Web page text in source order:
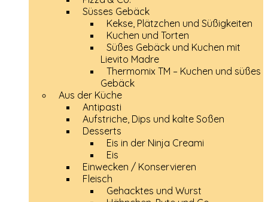
Süsses Gebäck
Kekse, Plätzchen und Süßigkeiten
Kuchen und Torten
Süßes Gebäck und Kuchen mit
Lievito Madre
Thermomix TM – Kuchen und süßes
Gebäck
Aus der Küche
Antipasti
Aufstriche, Dips und kalte Soßen
Desserts
Eis in der Ninja Creami
Eis
Einwecken / Konservieren
Fleisch
Gehacktes und Wurst